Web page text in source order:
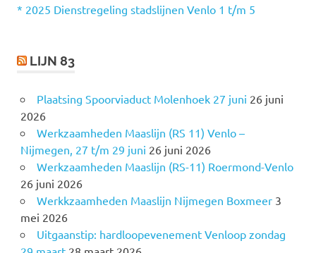
r
* 2025 Dienstregeling stadslijnen Venlo 1 t/m 5
LIJN 83
Plaatsing Spoorviaduct Molenhoek 27 juni 26 juni
2026
Werkzaamheden Maaslijn (RS 11) Venlo –
Nijmegen, 27 t/m 29 juni 26 juni 2026
Werkzaamheden Maaslijn (RS-11) Roermond-Venlo
26 juni 2026
Werkkzaamheden Maaslijn Nijmegen Boxmeer 3
mei 2026
Uitgaanstip: hardloopevenement Venloop zondag